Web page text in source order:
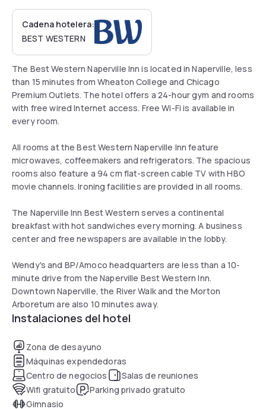
Cadena hotelera:
BEST WESTERN
The Best Western Naperville Inn is located in Naperville, less
than 15 minutes from Wheaton College and Chicago
Premium Outlets. The hotel offers a 24-hour gym and rooms
with free wired Internet access. Free Wi-Fi is available in
every room.
All rooms at the Best Western Naperville Inn feature
microwaves, coffeemakers and refrigerators. The spacious
rooms also feature a 94 cm flat-screen cable TV with HBO
movie channels. Ironing facilities are provided in all rooms.
The Naperville Inn Best Western serves a continental
breakfast with hot sandwiches every morning. A business
center and free newspapers are available in the lobby.
Wendy's and BP/Amoco headquarters are less than a 10-
minute drive from the Naperville Best Western Inn.
Downtown Naperville, the River Walk and the Morton
Arboretum are also 10 minutes away.
Instalaciones del hotel
Zona de desayuno
Máquinas expendedoras
Centro de negocios
Salas de reuniones
Wifi gratuito
Parking privado gratuito
Gimnasio